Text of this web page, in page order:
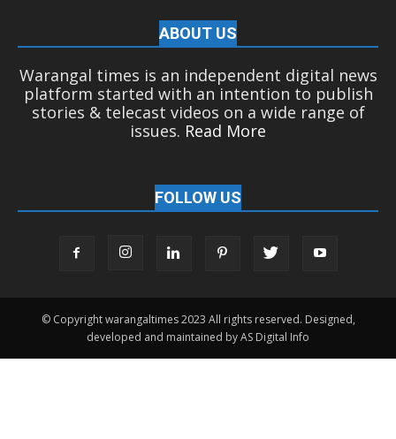
ABOUT US
Warangal times is an independent digital news
platform started with an intention to publish
stories & telecast videos on a wide range of
issues. Read More
FOLLOW US
© Copyright warangaltimes 2023 All rights reserved. Designed,
developed and maintained by AS Digital Info